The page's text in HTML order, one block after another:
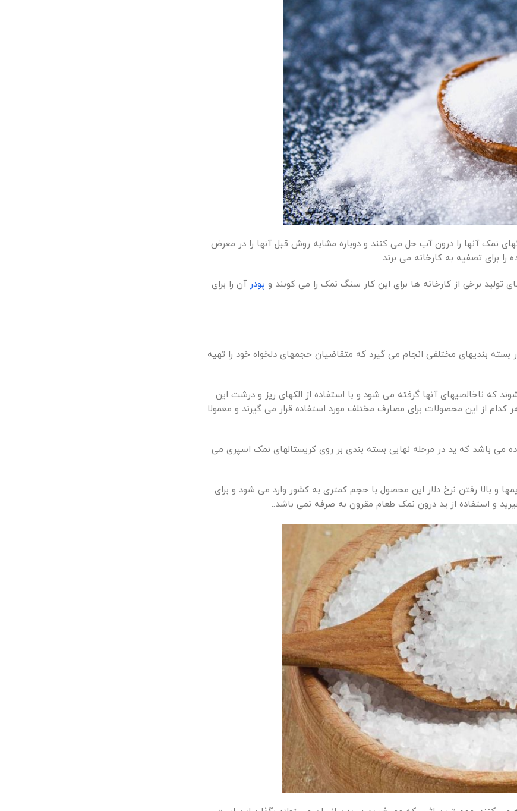
نمک آنها را درون آب حل می کنند و دوباره مشابه روش قبل آنها را در معرض
برای تصفیه به کارخانه می برند.
تولید برخی از کارخانه ها برای این کار سنگ نمک را می کوبند و پودر آن را برای
بسته بندیهای مختلفی انجام می گیرد که متقاضیان حجمهای دلخواه خود را تهیه
ناخالصیهای آنها گرفته می شود و با استفاده از الکهای ریز و درشت این
از این محصولات برای مصارف مختلف مورد استفاده قرار می گیرند و معمولا
می باشد که ید در مرحله نهایی بسته بندی بر روی کریستالهای نمک اسپری می
و بالا رفتن نرخ دلار این محصول با حجم کمتری به کشور وارد می شود و برای
و استفاده از ید درون نمک طعام مقرون به صرفه نمی باشد..